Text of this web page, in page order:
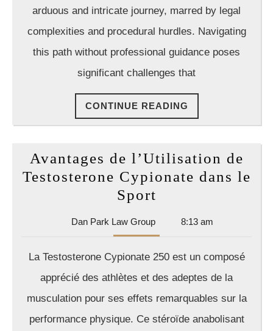
arduous and intricate journey, marred by legal
complexities and procedural hurdles. Navigating
this path without professional guidance poses
significant challenges that
CONTINUE READING
READING
Avantages de l’Utilisation de
Testosterone Cypionate dans le
Sport
l’Utilisation
de
Testosterone
Cypionate
dans
le
Dan Park Law GroupDan
Park
Group
8:13 am
La Testosterone Cypionate 250 est un composé
apprécié des athlètes et des adeptes de la
musculation pour ses effets remarquables sur la
performance physique. Ce stéroïde anabolisant